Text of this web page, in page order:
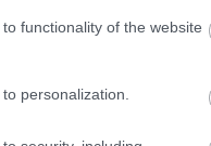
functionality of the website
personalization.
heves
De a Fidesz